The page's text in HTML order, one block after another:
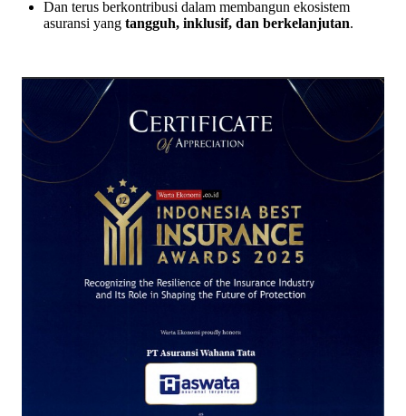
Dan terus berkontribusi dalam membangun ekosistem
asuransi yang tangguh, inklusif, dan berkelanjutan.